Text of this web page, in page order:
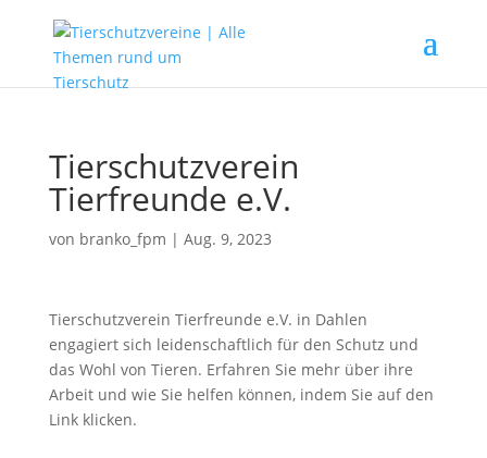
Tierschutzverein
Tierfreunde e.V.
von branko_fpm | Aug. 9, 2023
Tierschutzverein Tierfreunde e.V. in Dahlen
engagiert sich leidenschaftlich für den Schutz und
das Wohl von Tieren. Erfahren Sie mehr über ihre
Arbeit und wie Sie helfen können, indem Sie auf den
Link klicken.